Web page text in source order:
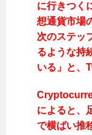
に行きつく
想通貨市場
次のステッ
るような持
いる」と、
によると、
で横ばい推